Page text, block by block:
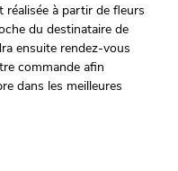
à partir de fleurs
du destinataire de
ensuite rendez-vous
commande afin
dans les meilleures